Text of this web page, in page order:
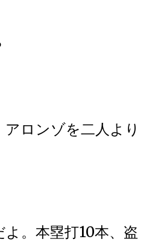
アロンゾを二人より
よ。本塁打10本、盗